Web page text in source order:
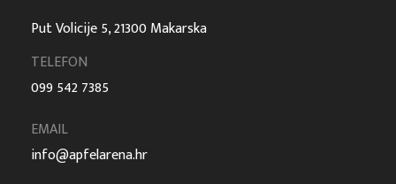
Put Volicije 5, 21300 Makarska
TELEFON
099 542 7385
EMAIL
info@apfelarena.hr